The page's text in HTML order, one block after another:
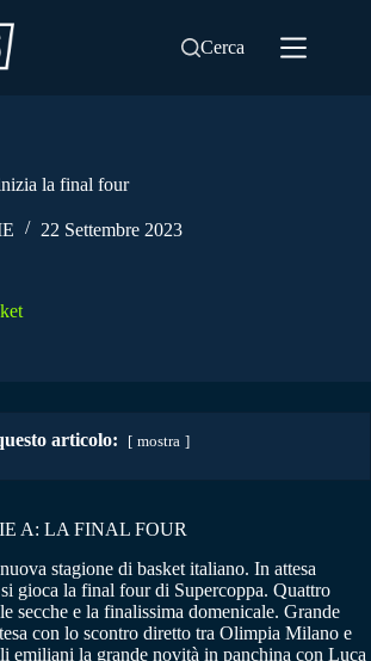
Cerca
la final four
22 Settembre 2023
articolo: mostra
A: LA FINAL FOUR
stagione di basket italiano. In attesa
gioca la final four di Supercoppa. Quattro
secche e la finalissima domenicale. Grande
con lo scontro diretto tra Olimpia Milano e
emiliani la grande novità in panchina con Luca